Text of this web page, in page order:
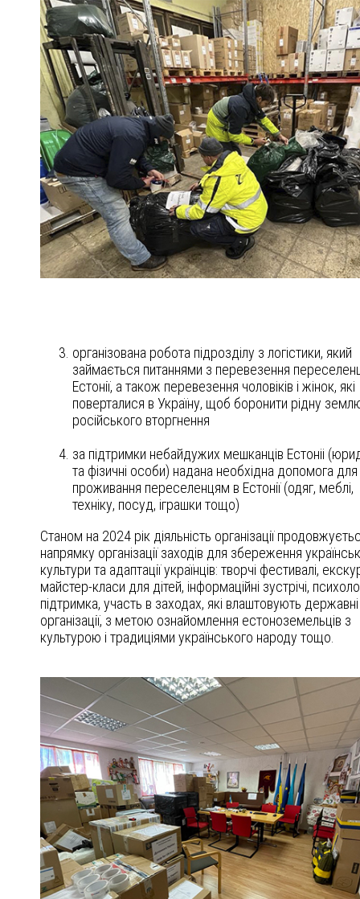
організована робота підрозділу з логістики, який
займається питаннями з перевезення
Естонії, а також перевезення чоловіків і жінок, які
поверталися в Україну, щоб боронити рідну
російського вторгнення
за підтримки небайдужих мешканців Естоніі
та фізичні особи) надана необхідна допомога для
проживання переселенцям в Естонії (одяг, меблі,
техніку, посуд, іграшки тощо)
Станом на 2024 рік діяльність організації
напрямку організації заходів для збереження
культури та адаптації українців: творчі фестивалі,
майстер-класи для дітей, інформаційні зустрічі,
підтримка, участь в заходах, які влаштовують державні
організації, з метою ознайомлення естоноземельців з
культурою і традиціями українського народу тощо.